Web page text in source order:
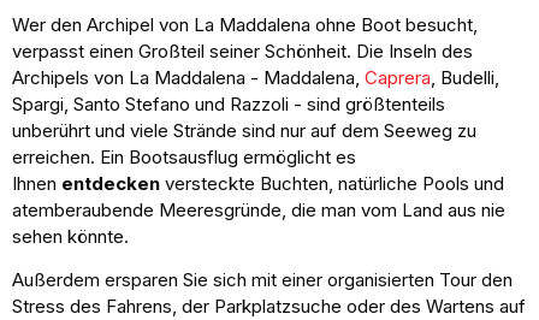
Wer den Archipel von La Maddalena ohne Boot besucht,
verpasst einen Großteil seiner Schönheit. Die Inseln des
Archipels von La Maddalena - Maddalena, Caprera , Budelli,
Spargi, Santo Stefano und Razzoli - sind größtenteils
unberührt und viele Strände sind nur auf dem Seeweg zu
erreichen. Ein Bootsausflug ermöglicht es
Ihnen entdecken versteckte Buchten, natürliche Pools und
atemberaubende Meeresgründe, die man vom Land aus nie
sehen könnte.
Außerdem ersparen Sie sich mit einer organisierten Tour den
Stress des Fahrens, der Parkplatzsuche oder des Wartens auf